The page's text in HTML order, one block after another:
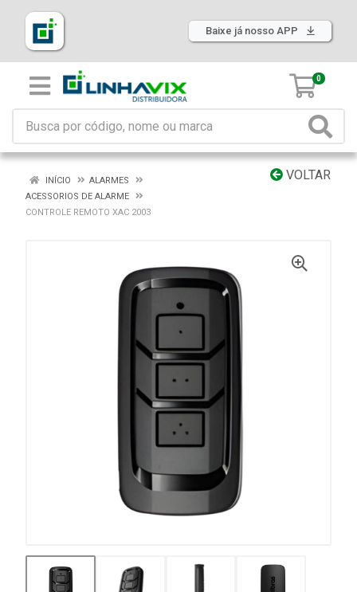
Baixe já nosso APP
0
VOLTAR
INÍCIO
ALARMES
ACESSORIOS DE ALARME
CONTROLE REMOTO XAC 2003